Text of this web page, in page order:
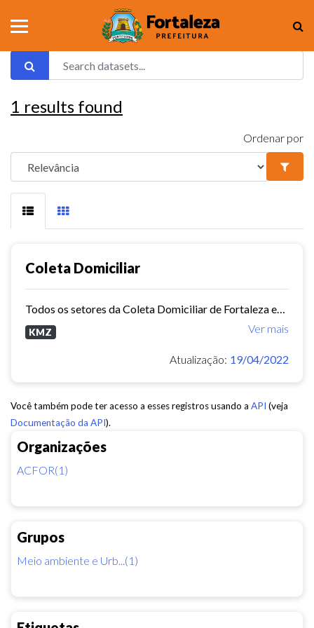
Organizações
ACFOR(1)
Grupos
Meio ambiente e Urb...(1)
1 results found
Ordenar por
Coleta Domiciliar
Ver mais
KMZ
Atualização: 19/04/2022
Você também pode ter acesso a esses registros usando a API (veja
Documentação da API).